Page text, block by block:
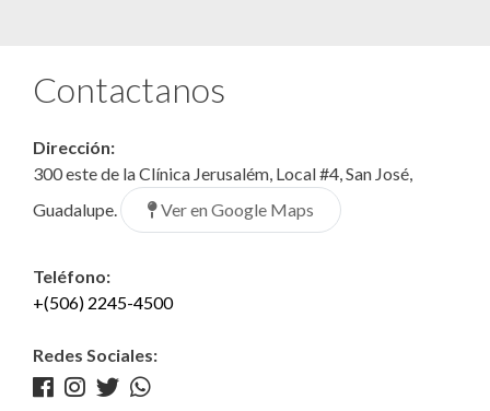
Contactanos
Dirección:
300 este de la Clínica Jerusalém, Local #4, San José,
Guadalupe.
Ver en Google Maps
Teléfono:
+(506) 2245-4500
Redes Sociales: